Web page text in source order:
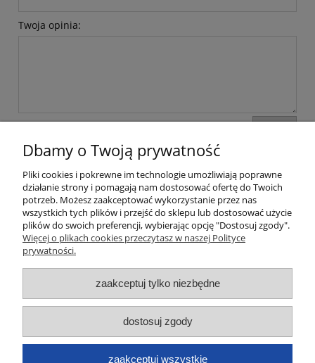
Twoja opinia:
Moje konto
Płatności i dostawa
O nas
Dane kontaktowe
Dbamy o Twoją prywatność
Pliki cookies i pokrewne im technologie umożliwiają poprawne
działanie strony i pomagają nam dostosować ofertę do Twoich
potrzeb. Możesz zaakceptować wykorzystanie przez nas
wszystkich tych plików i przejść do sklepu lub dostosować użycie
plików do swoich preferencji, wybierając opcję "Dostosuj zgody".
Więcej o plikach cookies przeczytasz w naszej Polityce
prywatności.
zaakceptuj tylko niezbędne
dostosuj zgody
zaakceptuj wszystkie